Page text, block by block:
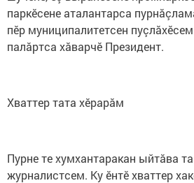
паркӗсене аталантарса
пӗр муниципалитетсен
палăртса хăварчӗ Президент.
Хваттер тата хӗрарăм
Пурне те хумхантаракан ыйтăва
журналистсем. Ку ӗнтӗ хваттер